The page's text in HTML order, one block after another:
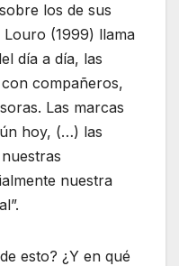
los de sus
Louro (1999) llama
día a día, las
compañeros,
Las marcas
hoy, (…) las
nuestra
esto? ¿Y en qué